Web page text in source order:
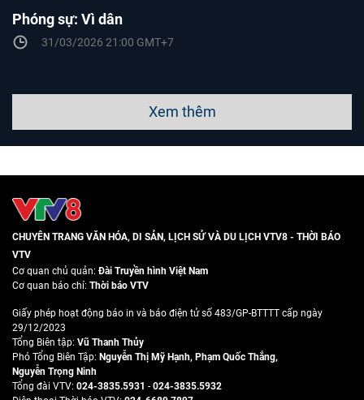
Phóng sự: Vì dân
31/03/2026 21:00 GMT+7
Xem thêm
CHUYÊN TRANG VĂN HÓA, DI SẢN, LỊCH SỬ VÀ DU LỊCH VTV8 - THỜI BÁO
VTV
Cơ quan chủ quản:Đài Truyền hình Việt Nam
Cơ quan báo chí: Thời báo VTV
Giấy phép hoạt động báo in và báo điện tử số 483/GP-BTTTT cấp ngày
29/12/2023
Tổng Biên tập: Vũ Thanh Thủy
Phó Tổng Biên Tập: Nguyễn Thị Mỹ Hạnh, Phạm Quốc Thắng,
Nguyễn Trọng Ninh
Tổng đài VTV: 024-3835.5931 - 024-3835.5932